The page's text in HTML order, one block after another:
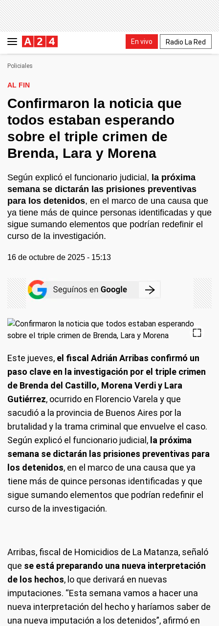
En vivo Radio La Red
Policiales
AL FIN
Confirmaron la noticia que
todos estaban esperando
sobre el triple crimen de
Brenda, Lara y Morena
Según explicó el funcionario judicial, la próxima
semana se dictarán las prisiones preventivas
para los detenidos, en el marco de una causa que
ya tiene más de quince personas identificadas y que
sigue sumando elementos que podrían redefinir el
curso de la investigación.
16 de octubre de 2025 - 15:13
Este jueves, el fiscal Adrián Arribas confirmó un
paso clave en la investigación por el triple crimen
de Brenda del Castillo, Morena Verdi y Lara
Gutiérrez, ocurrido en Florencio Varela y que
sacudió a la provincia de Buenos Aires por la
brutalidad y la trama criminal que envuelve el caso.
Según explicó el funcionario judicial, la próxima
semana se dictarán las prisiones preventivas para
los detenidos, en el marco de una causa que ya
tiene más de quince personas identificadas y que
sigue sumando elementos que podrían redefinir el
curso de la investigación.
Arribas, fiscal de Homicidios de La Matanza, señaló
que se está preparando una nueva interpretación
de los hechos, lo que derivará en nuevas
imputaciones. “Esta semana vamos a hacer una
nueva interpretación del hecho y haríamos saber de
una nueva imputación a los detenidos”, afirmó en